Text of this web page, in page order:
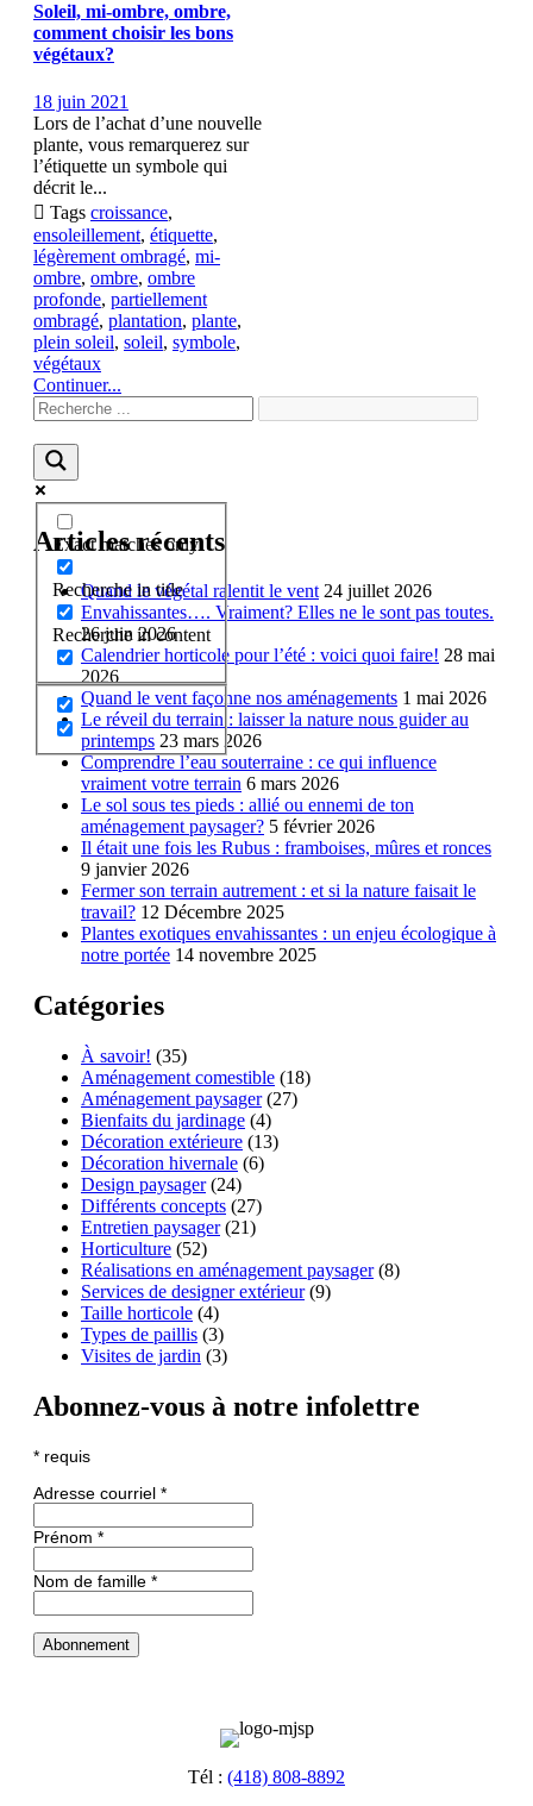
Soleil, mi-ombre, ombre,
comment choisir les bons
végétaux?
18 juin 2021
Lors de l’achat d’une nouvelle
plante, vous remarquerez sur
l’étiquette un symbole qui
décrit le...
 Tags croissance,
ensoleillement, étiquette,
légèrement ombragé, mi-
ombre, ombre, ombre
profonde, partiellement
ombragé, plantation, plante,
plein soleil, soleil, symbole,
végétaux
Continuer...
Exact matches only
Recherche in title
Recherche in content
Articles récents
Quand le végétal ralentit le vent 24 juillet 2026
Envahissantes…. Vraiment? Elles ne le sont pas toutes.
26 juin 2026
Calendrier horticole pour l’été : voici quoi faire! 28 mai
2026
Quand le vent façonne nos aménagements 1 mai 2026
Le réveil du terrain : laisser la nature nous guider au
printemps 23 mars 2026
Comprendre l’eau souterraine : ce qui influence
vraiment votre terrain 6 mars 2026
Le sol sous tes pieds : allié ou ennemi de ton
aménagement paysager? 5 février 2026
Il était une fois les Rubus : framboises, mûres et ronces
9 janvier 2026
Fermer son terrain autrement : et si la nature faisait le
travail? 12 Décembre 2025
Plantes exotiques envahissantes : un enjeu écologique à
notre portée 14 novembre 2025
Catégories
À savoir! (35)
Aménagement comestible (18)
Aménagement paysager(27)
Bienfaits du jardinage (4)
Décoration extérieure (13)
Décoration hivernale (6)
Design paysager(24)
Différents concepts (27)
Entretien paysager(21)
Horticulture (52)
Réalisations en aménagement paysager(8)
Services de designer extérieur(9)
Taille horticole (4)
Types de paillis (3)
Visites de jardin (3)
Abonnez-vous à notre infolettre
* requis
Adresse courriel *
Prénom *
Nom de famille *
Tél : (418) 808-8892